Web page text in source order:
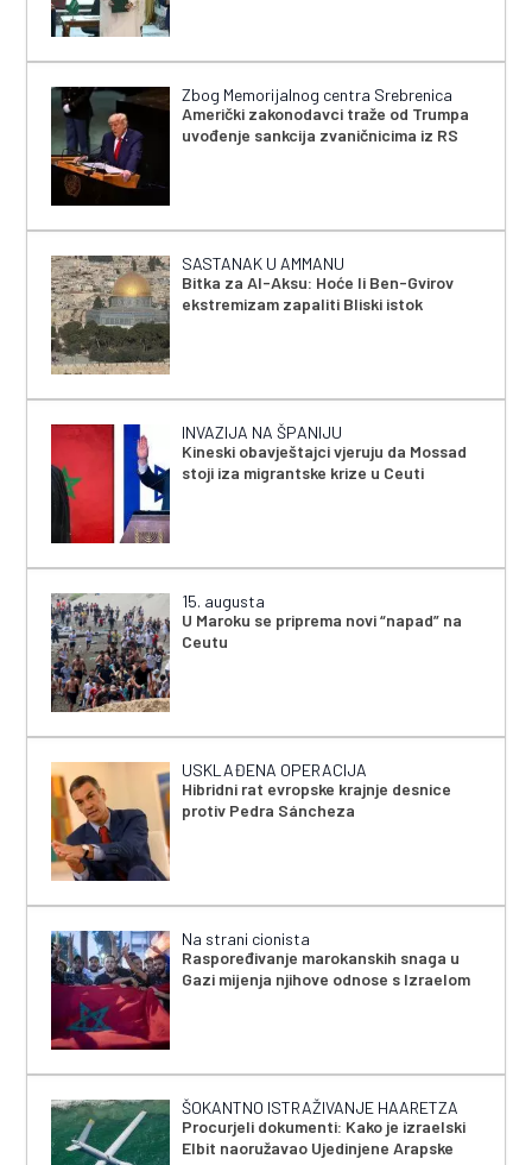
Zbog Memorijalnog centra Srebrenica
Američki zakonodavci traže od Trumpa
uvođenje sankcija zvaničnicima iz RS
SASTANAK U AMMANU
Bitka za Al-Aksu: Hoće li Ben-Gvirov
ekstremizam zapaliti Bliski istok
INVAZIJA NA ŠPANIJU
Kineski obavještajci vjeruju da Mossad
stoji iza migrantske krize u Ceuti
15. augusta
U Maroku se priprema novi “napad” na
Ceutu
USKLAĐENA OPERACIJA
Hibridni rat evropske krajnje desnice
protiv Pedra Sáncheza
Na strani cionista
Raspoređivanje marokanskih snaga u
Gazi mijenja njihove odnose s Izraelom
ŠOKANTNO ISTRAŽIVANJE HAARETZA
Procurjeli dokumenti: Kako je izraelski
Elbit naoružavao Ujedinjene Arapske